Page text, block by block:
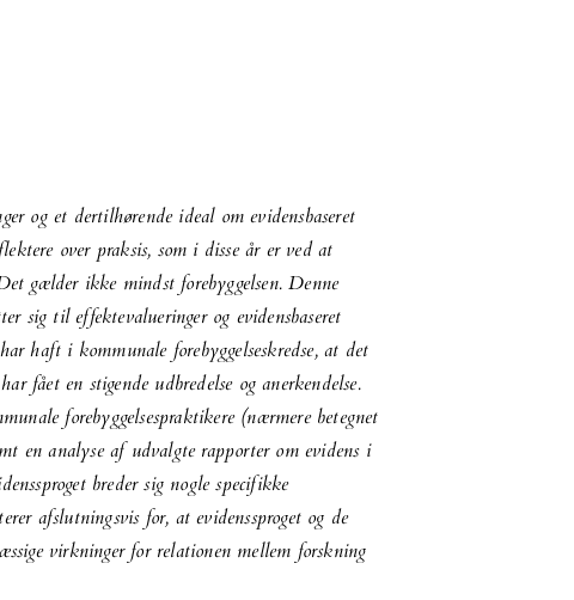
og et dertilhørende ideal om evidensbaseret
over praksis, som i disse år er ved at
gælder ikke mindst forebyggelsen. Denne
sig til effektevalueringer og evidensbaseret
haft i kommunale forebyggelseskredse, at det
fået en stigende udbredelse og anerkendelse.
forebyggelsespraktikere (nærmere betegnet
en analyse af udvalgte rapporter om evidens i
breder sig nogle specifikke
afslutningsvis for, at evidenssproget og de
virkninger for relationen mellem forskning